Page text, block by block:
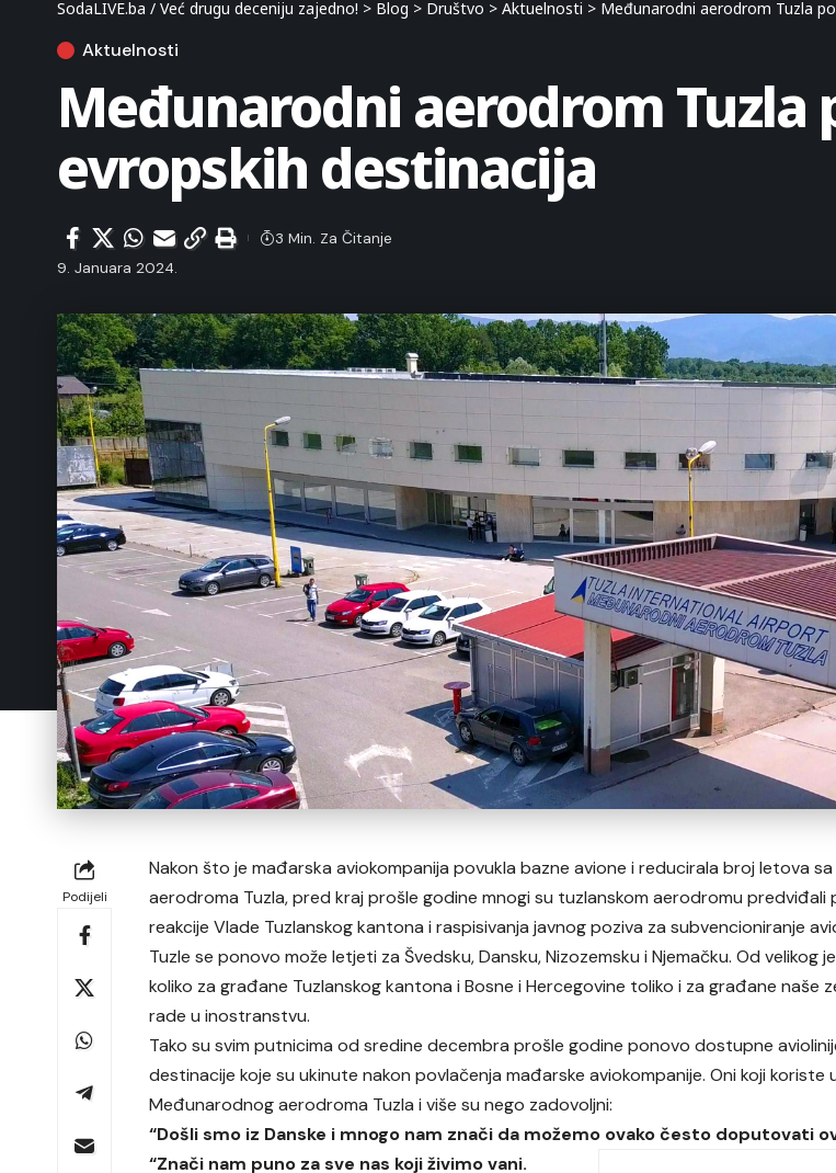
SodaLIVE.ba / Već drugu deceniju zajedno! > Blog > Društvo > Aktuelnosti > Međunarodni aerodrom Tuzla
Aktuelnosti
Međunarodni aerodrom Tuzla
evropskih destinacija
9. Januara 2024.
3 Min. Za Čitanje
Podijeli
Nakon što je mađarska aviokompanija povukla bazne avione i reducirala broj letova
aerodroma Tuzla, pred kraj prošle godine mnogi su tuzlanskom aerodromu predviđali
reakcije Vlade Tuzlanskog kantona i raspisivanja javnog poziva za subvencioniranje
Tuzle se ponovo može letjeti za Švedsku, Dansku, Nizozemsku i Njemačku. Od velikog
koliko za građane Tuzlanskog kantona i Bosne i Hercegovine toliko i za građane naše
rade u inostranstvu.
Tako su svim putnicima od sredine decembra prošle godine ponovo dostupne
destinacije koje su ukinute nakon povlačenja mađarske aviokompanije. Oni koji koriste
Međunarodnog aerodroma Tuzla i više su nego zadovoljni:
“Došli smo iz Danske i mnogo nam znači da možemo ovako često doputovati
“Znači nam puno za sve nas koji živimo vani.